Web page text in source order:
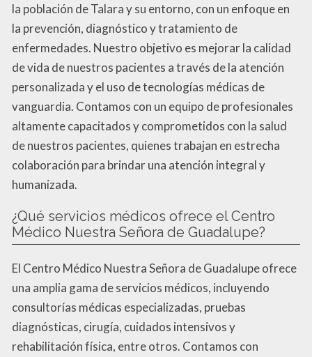
la población de Talara y su entorno, con un enfoque en
la prevención, diagnóstico y tratamiento de
enfermedades. Nuestro objetivo es mejorar la calidad
de vida de nuestros pacientes a través de la atención
personalizada y el uso de tecnologías médicas de
vanguardia. Contamos con un equipo de profesionales
altamente capacitados y comprometidos con la salud
de nuestros pacientes, quienes trabajan en estrecha
colaboración para brindar una atención integral y
humanizada.
¿Qué servicios médicos ofrece el Centro
Médico Nuestra Señora de Guadalupe?
El Centro Médico Nuestra Señora de Guadalupe ofrece
una amplia gama de servicios médicos, incluyendo
consultorías médicas especializadas, pruebas
diagnósticas, cirugía, cuidados intensivos y
rehabilitación física, entre otros. Contamos con